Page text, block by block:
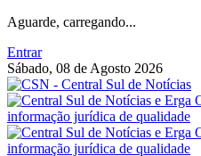
Aguarde, carregando...
Entrar
Sábado, 08 de Agosto 2026